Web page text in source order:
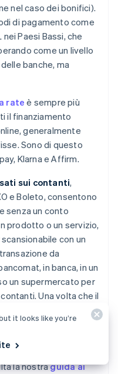
nel caso dei bonifici).
di pagamento come
nei Paesi Bassi, che
come un livello
banche, ma
rate è sempre più
il finanziamento
generalmente
Sono di questo
Klarna e Affirm.
sui contanti,
e Boleto, consentono
senza un conto
prodotto o un servizio,
con un
da
in banca, in un
un supermercato per
Una volta che il
iniziale, l'azienda
la nostraguida ai
it looks like you’re